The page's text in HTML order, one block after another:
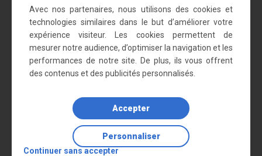
Dimensions : 550 x 600 x 1030 mm
Poids : 7,20 kg
Le support sac poubelle peut être utilisé avec lessacs
poubelles 240 l
Commentaires
Avec nos partenaires, nous utilisons des cookies et
technologies similaires dans le but d’améliorer votre
expérience visiteur. Les cookies permettent de
mesurer notre audience, d’optimiser la navigation et les
performances de notre site. De plus, ils vous offrent
des contenus et des publicités personnalisés.
Personnaliser
Accepter
Continuer sans accepter